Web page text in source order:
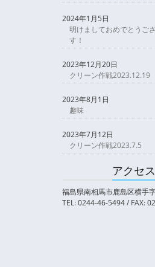
2024年1月5日
明けましておめでとうご
す！
2023年12月20日
クリーン作戦2023.12.19
2023年8月1日
趣味
2023年7月12日
クリーン作戦2023.7.5
アクセス
福島県南相馬市鹿島区横手
TEL: 0244-46-5494 / FAX: